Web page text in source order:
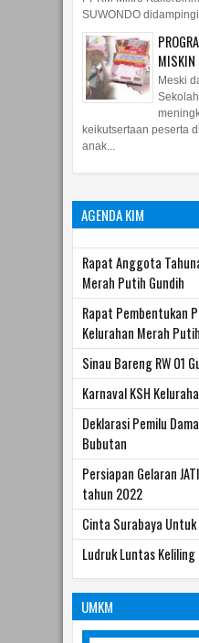
Meski
keikutsertaan peserta
anak...
Merah Putih Gundih
Rapat Pembentukan
Kelurahan Merah
Sinau Bareng RW 01
Karnaval KSH
Deklarasi Pemilu
Bubutan
Persiapan Gelaran
tahun 2022
Cinta Surabaya Untuk
Ludruk Luntas Keliling